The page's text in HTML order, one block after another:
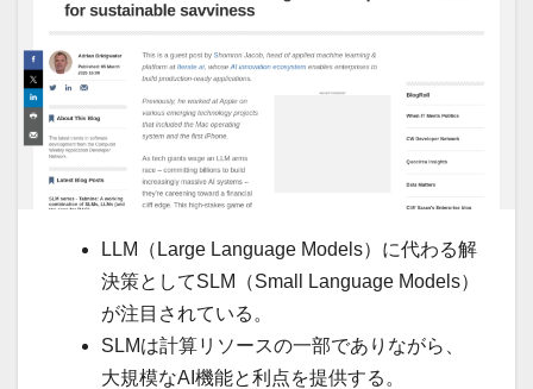
LLM（Large Language Models）に代わる解
決策としてSLM（Small Language Models）
が注目されている。
SLMは計算リソースの一部でありながら、
大規模なAI機能と利点を提供する。